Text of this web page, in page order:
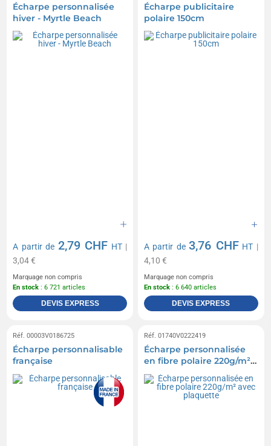
Écharpe personnalisée
hiver - Myrtle Beach
A partir de 2,79 CHF HT|
3,04 €
Marquage non compris
En stock : 6 721 articles
DEVIS EXPRESS
Écharpe publicitaire
polaire 150cm
A partir de3,76 CHF HT |
4,10 €
Marquage non compris
En stock : 6 640 articles
DEVIS EXPRESS
Réf. 00003V0186725
Écharpe personnalisable
française
Réf. 01740V0222419
Écharpe personnalisée
en fibre polaire 220g/m²
avec plaquette